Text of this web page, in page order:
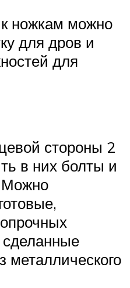
ножкам можно
для дров и
для
стороны 2
в них болты и
Можно
сделанные
металлического